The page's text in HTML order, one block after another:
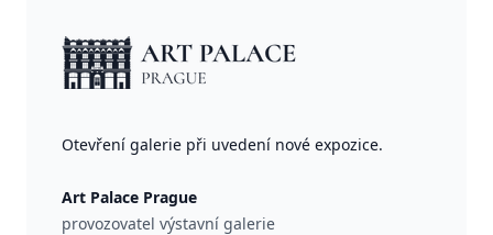
Otevření galerie při uvedení nové expozice.
Art Palace Prague
provozovatel výstavní galerie